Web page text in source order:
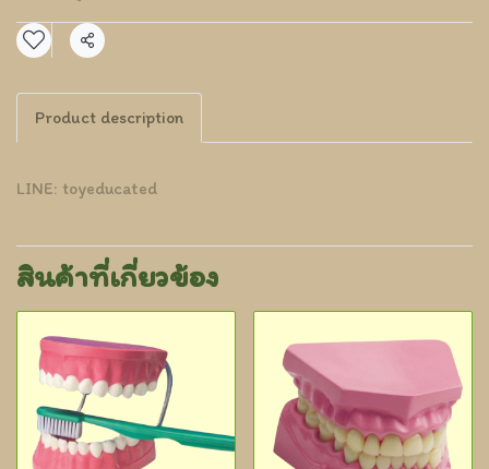
แชร์
Product description
LINE: toyeducated
สินค้าที่เกี่ยวข้อง